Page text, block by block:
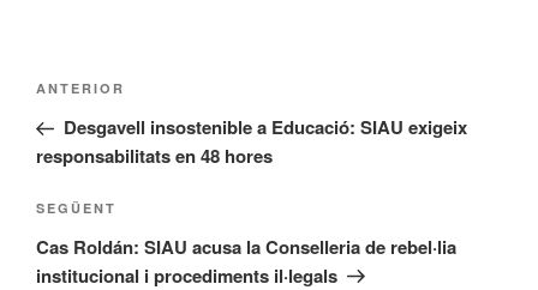
Navegació
Entrada
anterior
ANTERIOR
Desgavell insostenible a Educació: SIAU exigeix
responsabilitats en 48 hores
Entrada
següent
SEGÜENT
Cas Roldán: SIAU acusa la Conselleria de rebel·lia
institucional i procediments il·legals